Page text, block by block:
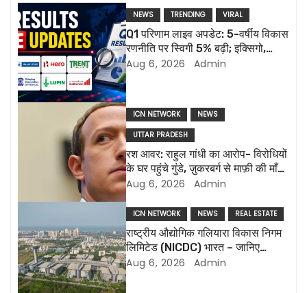
a
v
i
i
o
n
NEWS TRENDING VIRAL
Q1 परिणाम लाइव अपडेट: 5-वर्षीय विकास
रणनीति पर स्विगी 5% बढ़ी; इक्सिगो,
ल्यूपिन की रिपोर्ट आज
Aug 6, 2026 Admin
ICN NETWORK
NEWS
UTTAR PRADESH
रश आवर: राहुल गांधी का आरोप- विरोधियों
के घर पहुंचे गुंडे, ज़ुकरबर्ग से माफ़ी की माँग
और भी कई मुद्दे
Aug 6, 2026 Admin
ICN NETWORK NEWS REAL ESTATE
राष्ट्रीय औद्योगिक गलियारा विकास निगम
लिमिटेड (NICDC) भारत – जानिए
सबकुछ
Aug 6, 2026 Admin